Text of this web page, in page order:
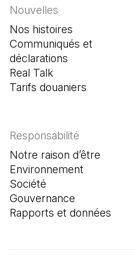
Nouvelles
Nos histoires
Communiqués et
déclarations
Real Talk
Tarifs douaniers
Responsabilité
Notre raison d’être
Environnement
Société
Gouvernance
Rapports et données